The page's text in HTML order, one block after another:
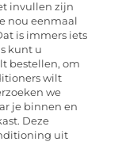
invullen zijn
nou eenmaal
is immers iets
kunt u
bestellen, om
wilt
we
je binnen en
Deze
uit